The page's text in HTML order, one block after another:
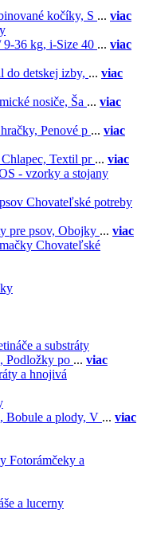
kočíky, S ... viac
9-36 kg, i-Size 40 ... viac
do detskej izby, ... viac
nosiče, Ša ... viac
Penové p ... viac
Chlapec, Textil pr ... viac
- vzorky a stojany
Chovateľské potreby
pre psov, Obojky ... viac
Chovateľské
a substráty
Podložky po ... viac
a hnojivá
Bobule a plody, V ... viac
Fotorámčeky a
a lucerny